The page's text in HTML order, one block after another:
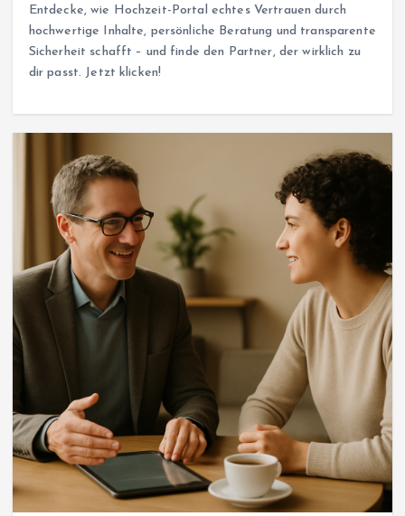
Entdecke, wie Hochzeit-Portal echtes Vertrauen durch
hochwertige Inhalte, persönliche Beratung und transparente
Sicherheit schafft – und finde den Partner, der wirklich zu
dir passt. Jetzt klicken!